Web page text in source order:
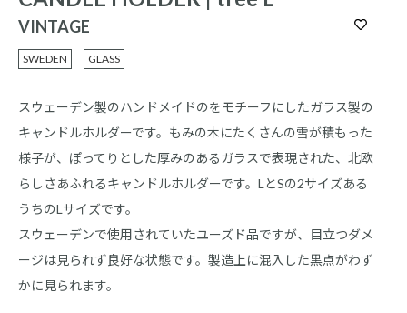
VINTAGE
SWEDEN GLASS
スウェーデン製のハンドメイドのをモチーフにしたガラス製の
キャンドルホルダーです。もみの木にたくさんの雪が積もった
様子が、ぽってりとした厚みのあるガラスで表現された、北欧
らしさあふれるキャンドルホルダーです。LとSの2サイズある
うちのLサイズです。
スウェーデンで使用されていたユーズド品ですが、目立つダメ
ージは見られず良好な状態です。製造上に混入した黒点がわず
かに見られます。